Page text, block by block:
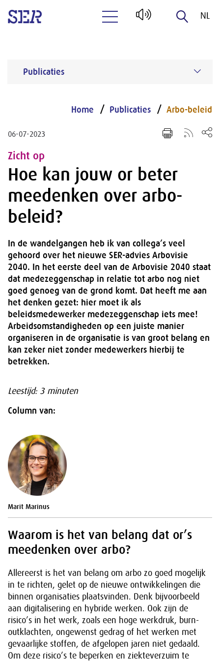
NL
Publicaties
Home Publicaties Arbo-beleid
06-07-2023
Zicht op
Hoe kan jouw or beter
meedenken over arbo-
beleid?
In de wandelgangen heb ik van collega’s veel
gehoord over het nieuwe SER-advies Arbovisie
2040. In het eerste deel van de Arbovisie 2040 staat
dat medezeggenschap in relatie tot arbo nog niet
goed genoeg van de grond komt. Dat heeft me aan
het denken gezet: hier moet ik als
beleidsmedewerker medezeggenschap iets mee!
Arbeidsomstandigheden op een juiste manier
organiseren in de organisatie is van groot belang en
kan zeker niet zonder medewerkers hierbij te
betrekken.
Leestijd: 3 minuten
Column van:
Marit Marinus
Waarom is het van belang dat or’s
meedenken over arbo?
Allereerst is het van belang om arbo zo goed mogelijk
in te richten, gelet op de nieuwe ontwikkelingen die
binnen organisaties plaatsvinden. Denk bijvoorbeeld
aan digitalisering en hybride werken. Ook zijn de
risico’s in het werk, zoals een hoge werkdruk, burn-
outklachten, ongewenst gedrag of het werken met
gevaarlijke stoffen, de afgelopen jaren niet gedaald.
Om deze risico’s te beperken en ziekteverzuim te